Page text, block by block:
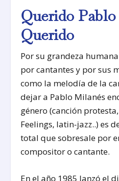
Querido
Querido
Por su grandeza
por cantantes y por sus
como la melodía de la
dejar a Pablo Milanés
género (canción
Feelings, latin-jazz..) es
total que sobresale por
compositor o cantante.
En el año 1985 lanzó el